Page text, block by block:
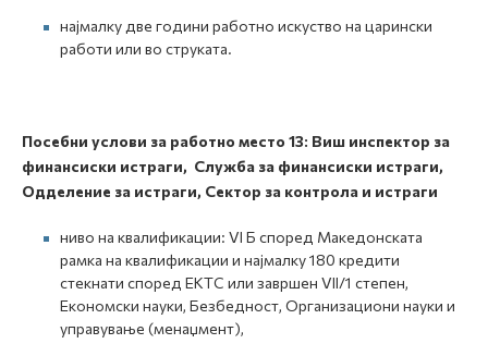
најмалку две години работно искуство на царински
работи или во струката.
Посебни услови за работно место 13: Виш инспектор за
финансиски истраги, Служба за финансиски истраги,
Одделение за истраги, Сектор за контрола и истраги
ниво на квалификации: VI Б според Македонската
рамка на квалификации и најмалку 180 кредити
стекнати според ЕКТС или завршен VII/1 степен,
Економски науки, Безбедност, Организациони науки и
управување (менаџмент),